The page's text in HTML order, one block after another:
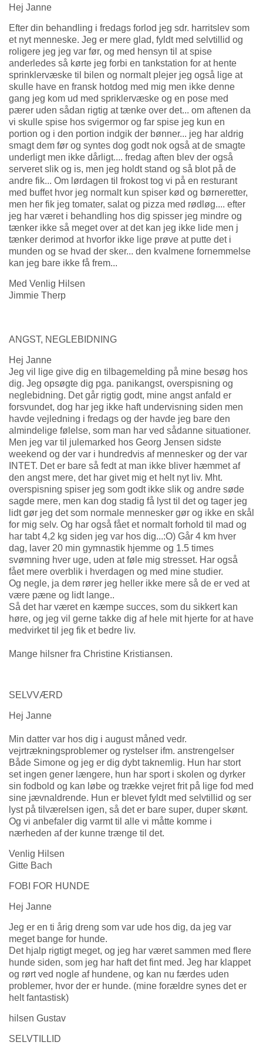
Hej Janne
Efter din behandling i fredags forlod jeg sdr. harritslev som
et nyt menneske. Jeg er mere glad, fyldt med selvtillid og
roligere jeg jeg var før, og med hensyn til at spise
anderledes så kørte jeg forbi en tankstation for at hente
sprinklervæske til bilen og normalt plejer jeg også lige at
skulle have en fransk hotdog med mig men ikke denne
gang jeg kom ud med spriklervæske og en pose med
pærer uden sådan rigtig at tænke over det... om aftenen da
vi skulle spise hos svigermor og far spise jeg kun en
portion og i den portion indgik der bønner... jeg har aldrig
smagt dem før og syntes dog godt nok også at de smagte
underligt men ikke dårligt.... fredag aften blev der også
serveret slik og is, men jeg holdt stand og så blot på de
andre fik... Om lørdagen til frokost tog vi på en resturant
med buffet hvor jeg normalt kun spiser kød og børneretter,
men her fik jeg tomater, salat og pizza med rødløg.... efter
jeg har været i behandling hos dig spisser jeg mindre og
tænker ikke så meget over at det kan jeg ikke lide men j
tænker derimod at hvorfor ikke lige prøve at putte det i
munden og se hvad der sker... den kvalmene fornemmelse
kan jeg bare ikke få frem...
Med Venlig Hilsen
Jimmie Therp
ANGST, NEGLEBIDNING
Hej Janne
Jeg vil lige give dig en tilbagemelding på mine besøg hos
dig. Jeg opsøgte dig pga. panikangst, overspisning og
neglebidning. Det går rigtig godt, mine angst anfald er
forsvundet, dog har jeg ikke haft undervisning siden men
havde vejledning i fredags og der havde jeg bare den
almindelige følelse, som man har ved sådanne situationer.
Men jeg var til julemarked hos Georg Jensen sidste
weekend og der var i hundredvis af mennesker og der var
INTET. Det er bare så fedt at man ikke bliver hæmmet af
den angst mere, det har givet mig et helt nyt liv. Mht.
overspisning spiser jeg som godt ikke slik og andre søde
sagde mere, men kan dog stadig få lyst til det og tager jeg
lidt gør jeg det som normale mennesker gør og ikke en skål
for mig selv. Og har også fået et normalt forhold til mad og
har tabt 4,2 kg siden jeg var hos dig...:O) Går 4 km hver
dag, laver 20 min gymnastik hjemme og 1.5 times
svømning hver uge, uden at føle mig stresset. Har også
fået mere overblik i hverdagen og med mine studier.
Og negle, ja dem rører jeg heller ikke mere så de er ved at
være pæne og lidt lange..
Så det har været en kæmpe succes, som du sikkert kan
høre, og jeg vil gerne takke dig af hele mit hjerte for at have
medvirket til jeg fik et bedre liv.
Mange hilsner fra Christine Kristiansen.
SELVVÆRD
Hej Janne
Min datter var hos dig i august måned vedr.
vejrtrækningsproblemer og rystelser ifm. anstrengelser
Både Simone og jeg er dig dybt taknemlig. Hun har stort
set ingen gener længere, hun har sport i skolen og dyrker
sin fodbold og kan løbe og trække vejret frit på lige fod med
sine jævnaldrende. Hun er blevet fyldt med selvtillid og ser
lyst på tilværelsen igen, så det er bare super, duper skønt.
Og vi anbefaler dig varmt til alle vi måtte komme i
nærheden af der kunne trænge til det.
Venlig Hilsen
Gitte Bach
FOBI FOR HUNDE
Hej Janne
Jeg er en ti årig dreng som var ude hos dig, da jeg var
meget bange for hunde.
Det hjalp rigtigt meget, og jeg har været sammen med flere
hunde siden, som jeg har haft det fint med. Jeg har klappet
og rørt ved nogle af hundene, og kan nu færdes uden
problemer, hvor der er hunde. (mine forældre synes det er
helt fantastisk)
hilsen Gustav
SELVTILLID